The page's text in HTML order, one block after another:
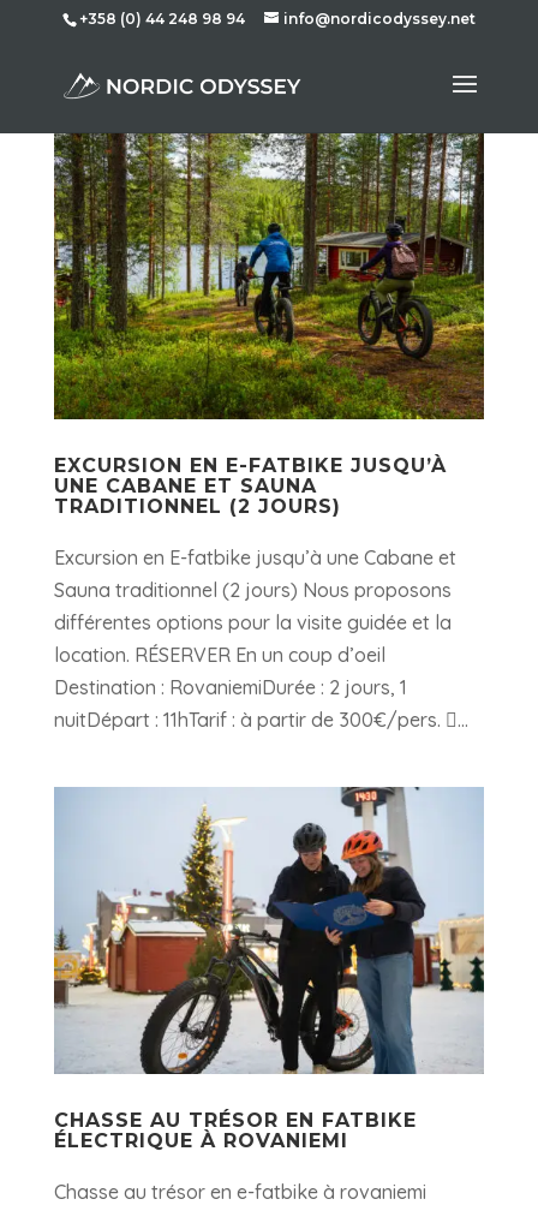
+358 (0) 44 248 98 94 info@nordicodyssey.net
EXCURSION EN E-FATBIKE JUSQU’À
UNE CABANE ET SAUNA
TRADITIONNEL (2 JOURS)
Excursion en E-fatbike jusqu’à une Cabane et
Sauna traditionnel (2 jours) Nous proposons
différentes options pour la visite guidée et la
location. RÉSERVER En un coup d’oeil
Destination : RovaniemiDurée : 2 jours, 1
nuitDépart : 11hTarif : à partir de 300€/pers. ...
CHASSE AU TRÉSOR EN FATBIKE
ÉLECTRIQUE À ROVANIEMI
Chasse au trésor en e-fatbike à rovaniemi